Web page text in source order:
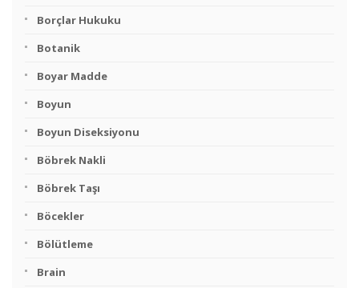
Borçlar Hukuku
Botanik
Boyar Madde
Boyun
Boyun Diseksiyonu
Böbrek Nakli
Böbrek Taşı
Böcekler
Bölütleme
Brain